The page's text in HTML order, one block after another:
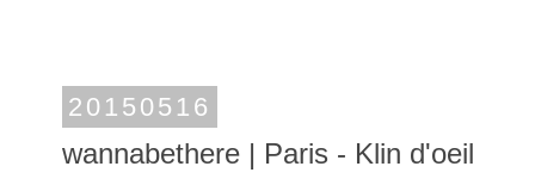
20150516
wannabethere | Paris - Klin d'oeil